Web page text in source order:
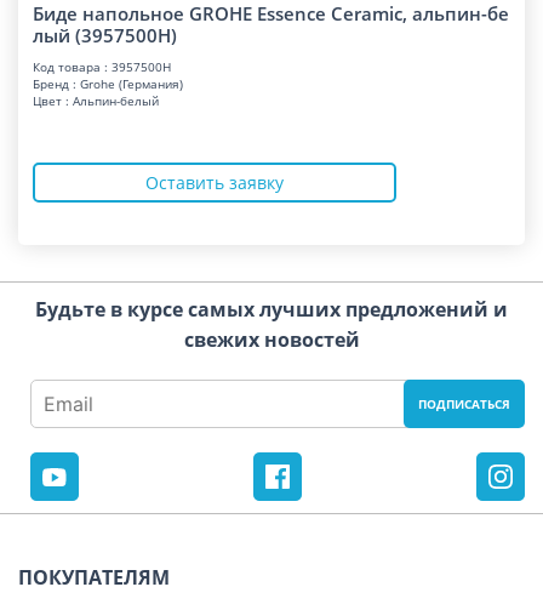
Биде напольное GROHE Essence Ceramic, альпин-бе
лый (3957500H)
Код товара : 3957500H
Бренд : Grohe (Германия)
Цвет : Альпин-белый
Оставить заявку
Будьте в курсе самых лучших предложений и
свежих новостей
ПОКУПАТЕЛЯМ